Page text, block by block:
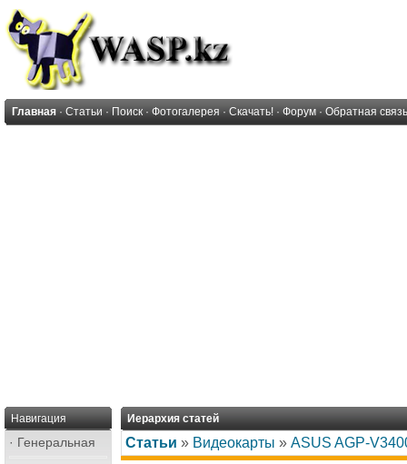
Главная · Статьи · Поиск · Фотогалерея · Скачать! · Форум · Обратная связь
Навигация
· Генеральная
Иерархия статей
Статьи » Видеокарты » ASUS AGP-